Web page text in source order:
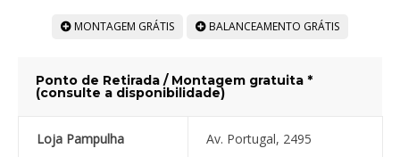
MONTAGEM GRÁTIS BALANCEAMENTO GRÁTIS
Ponto de Retirada / Montagem gratuita *
(consulte a disponibilidade)
Loja Pampulha Av. Portugal, 2495